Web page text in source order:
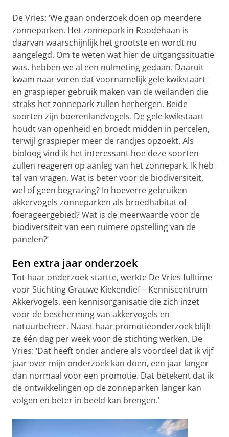
De Vries: ‘We gaan onderzoek doen op meerdere
zonneparken. Het zonnepark in Roodehaan is
daarvan waarschijnlijk het grootste en wordt nu
aangelegd. Om te weten wat hier de uitgangssituatie
was, hebben we al een nulmeting gedaan. Daaruit
kwam naar voren dat voornamelijk gele kwikstaart
en graspieper gebruik maken van de weilanden die
straks het zonnepark zullen herbergen. Beide
soorten zijn boerenlandvogels. De gele kwikstaart
houdt van openheid en broedt midden in percelen,
terwijl graspieper meer de randjes opzoekt. Als
bioloog vind ik het interessant hoe deze soorten
zullen reageren op aanleg van het zonnepark. Ik heb
tal van vragen. Wat is beter voor de biodiversiteit,
wel of geen begrazing? In hoeverre gebruiken
akkervogels zonneparken als broedhabitat of
foerageergebied? Wat is de meerwaarde voor de
biodiversiteit van een ruimere opstelling van de
panelen?’
Een extra jaar onderzoek
Tot haar onderzoek startte, werkte De Vries fulltime
voor Stichting Grauwe Kiekendief – Kenniscentrum
Akkervogels, een kennisorganisatie die zich inzet
voor de bescherming van akkervogels en
natuurbeheer. Naast haar promotieonderzoek blijft
ze één dag per week voor de stichting werken. De
Vries: ‘Dat heeft onder andere als voordeel dat ik vijf
jaar over mijn onderzoek kan doen, een jaar langer
dan normaal voor een promotie. Dat betekent dat ik
de ontwikkelingen op de zonneparken langer kan
volgen en beter in beeld kan brengen.’